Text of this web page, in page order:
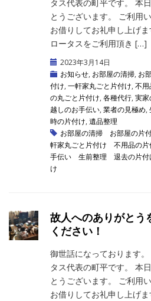
タス代表の町平です。 本
とうございます。 ご利用
お借りしてお礼申し上げ
ロータスをご利用頂き […]
2023年3月14日
お知らせ, お部屋の清掃, お
付け, 一軒家丸ごと片付け, 不用
の丸ごと片付け, 各種代行, 実家
越しのお手伝い, 業者の見極め,
時の片付け, 遺品整理
お部屋の清掃
お部屋の片
軒家丸ごと片付け
不用品の片
手伝い
生前整理 退去の片付
け
故人へのありがとう
ください！
御世話になっております
タス代表の町平です。 本
とうございます。 ご利用
お借りしてお礼申し上げ